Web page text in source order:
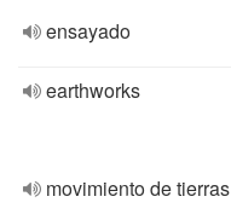
ensayado
earthworks
movimiento de tierras